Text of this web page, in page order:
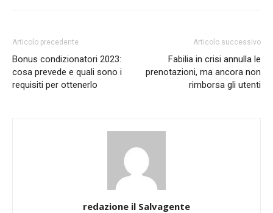
Articolo precedente
Bonus condizionatori 2023:
cosa prevede e quali sono i
requisiti per ottenerlo
Articolo successivo
Fabilia in crisi annulla le
prenotazioni, ma ancora non
rimborsa gli utenti
redazione il Salvagente